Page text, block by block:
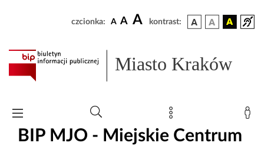
czcionka: A A A kontrast:
Miasto Kraków
BIP MJO - Miejskie Centrum